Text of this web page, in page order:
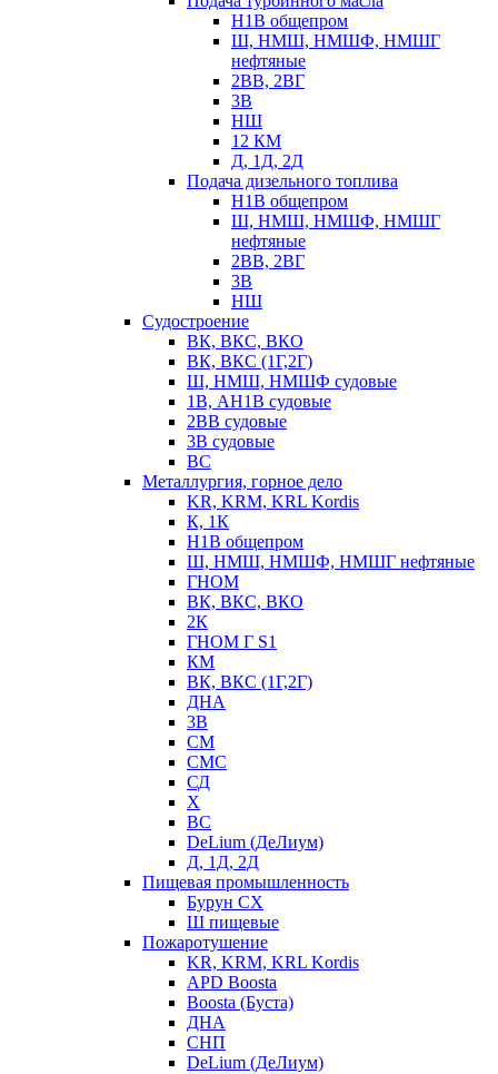
Н1В общепром
Ш, НМШ, НМШФ, НМШГ
нефтяные
2ВВ, 2ВГ
3В
НШ
12 КМ
Д, 1Д, 2Д
Подача дизельного топлива
Н1В общепром
Ш, НМШ, НМШФ, НМШГ
нефтяные
2ВВ, 2ВГ
3В
НШ
Судостроение
ВК, ВКС, ВКО
ВК, ВКС (1Г,2Г)
Ш, НМШ, НМШФ судовые
1В, АН1В судовые
2ВВ судовые
3В судовые
ВС
Металлургия, горное дело
KR, KRM, KRL Kordis
К, 1К
Н1В общепром
Ш, НМШ, НМШФ, НМШГ нефтяные
ГНОМ
ВК, ВКС, ВКО
2К
ГНОМ Г S1
КМ
ВК, ВКС (1Г,2Г)
ДНА
3В
СМ
СМС
СД
Х
ВС
DeLium (ДеЛиум)
Д, 1Д, 2Д
Пищевая промышленность
Бурун СХ
Ш пищевые
Пожаротушение
KR, KRM, KRL Kordis
APD Boosta
Boosta (Буста)
ДНА
СНП
DeLium (ДеЛиум)